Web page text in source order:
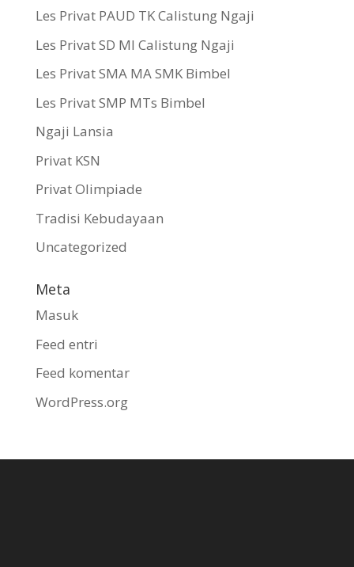
Les Privat PAUD TK Calistung Ngaji
Les Privat SD MI Calistung Ngaji
Les Privat SMA MA SMK Bimbel
Les Privat SMP MTs Bimbel
Ngaji Lansia
Privat KSN
Privat Olimpiade
Tradisi Kebudayaan
Uncategorized
Meta
Masuk
Feed entri
Feed komentar
WordPress.org